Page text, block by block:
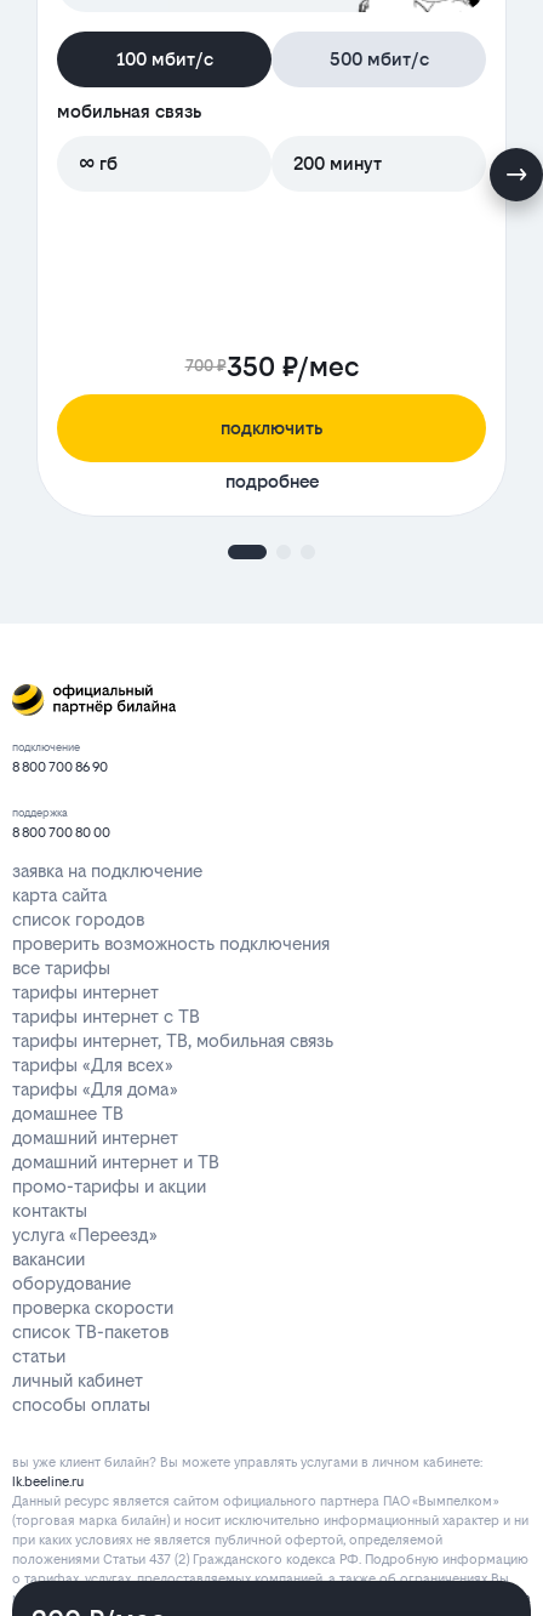
100 мбит/с 500 мбит/с
мобильная связь
∞ гб 200 минут
700 ₽350 ₽/мес
подключить
подробнее
подключение
8 800 700 86 90
поддержка
8 800 700 80 00
заявка на подключение
карта сайта
список городов
проверить возможность подключения
все тарифы
тарифы интернет
тарифы интернет с ТВ
тарифы интернет, ТВ, мобильная связь
тарифы «Для всех»
тарифы «Для дома»
домашнее ТВ
домашний интернет
домашний интернет и ТВ
промо-тарифы и акции
контакты
услуга «Переезд»
вакансии
оборудование
проверка скорости
список ТВ-пакетов
статьи
личный кабинет
способы оплаты
вы уже клиент билайн? Вы можете управлять услугами в личнoм кaбинeтe:
lk.beeline.ru
Данный ресурс является сайтом официального партнера ПАО «Вымпелком»
(торговая марка билайн) и носит исключительно информационный характер и ни
при каких условиях не является публичной офертой, определяемой
положениями Статьи 437 (2) Гражданского кодекса РФ. Подробную информацию
о тарифах, услугах, предоставляемых компанией, а также об ограничениях Вы
можете уточнить на сайте www.beeline.ru и по телефону
Политика